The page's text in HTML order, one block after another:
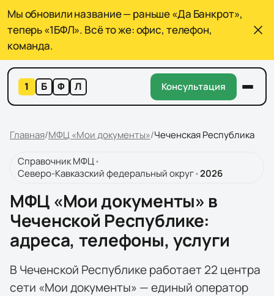
Мы обновили название — раньше «Да Банкрот»,
теперь «1БФЛ». Всё то же: офис, телефон,
команда.
1 Б Ф Л Консультация
Главная/МФЦ «Мои документы»/Чеченская Республика
Справочник МФЦ•
Северо-Кавказский федеральный округ•2026
МФЦ «Мои документы» в
Чеченской Республике:
адреса, телефоны, услуги
В Чеченской Республике работает 22 центра
сети «Мои документы» — единый оператор